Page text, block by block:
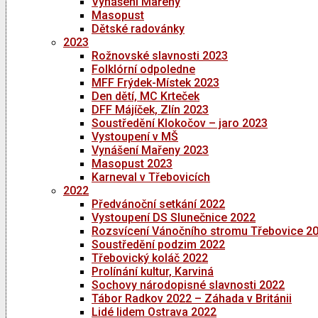
Masopust
Dětské radovánky
2023
Rožnovské slavnosti 2023
Folklórní odpoledne
MFF Frýdek-Místek 2023
Den dětí, MC Krteček
DFF Májíček, Zlín 2023
Soustředění Klokočov – jaro 2023
Vystoupení v MŠ
Vynášení Mařeny 2023
Masopust 2023
Karneval v Třebovicích
2022
Předvánoční setkání 2022
Vystoupení DS Slunečnice 2022
Rozsvícení Vánočního stromu Třebovice
Soustředění podzim 2022
Třebovický koláč 2022
Prolínání kultur, Karviná
Sochovy národopisné slavnosti 2022
Tábor Radkov 2022 – Záhada v Británii
Lidé lidem Ostrava 2022